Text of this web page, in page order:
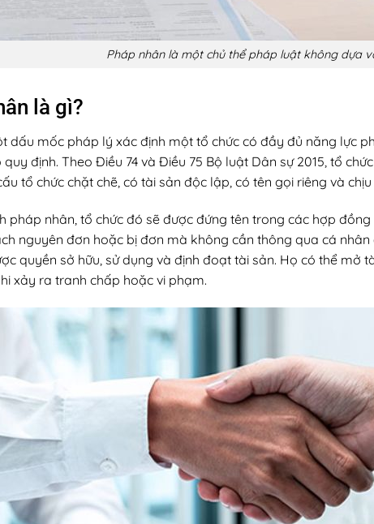
Pháp nhân là một chủ thể pháp luật không dựa
là gì?
dấu mốc pháp lý xác định một tổ chức có đầy đủ năng lực
định. Theo Điều 74 và Điều 75 Bộ luật Dân sự 2015, tổ
tổ chức chặt chẽ, có tài sản độc lập, có tên gọi riêng và
pháp nhân, tổ chức đó sẽ được đứng tên trong các hợp
nguyên đơn hoặc bị đơn mà không cần thông qua cá
quyền sở hữu, sử dụng và định đoạt tài sản. Họ có thể mở
xảy ra tranh chấp hoặc vi phạm.